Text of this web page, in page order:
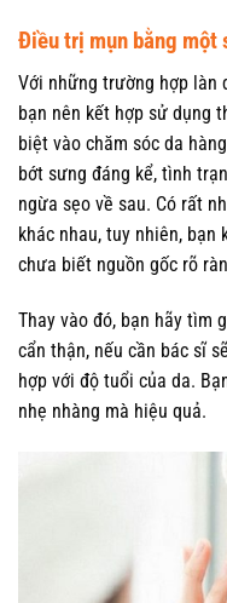
Điều trị mụn bằng một
Với những trường hợp làn
bạn nên kết hợp sử dụng
biệt vào chăm sóc da
bớt sưng đáng kể, tình
ngừa sẹo về sau. Có rất
khác nhau, tuy nhiên, bạn
chưa biết nguồn gốc rõ
Thay vào đó, bạn hãy tìm
cẩn thận, nếu cần bác sĩ
hợp với độ tuổi của da.
nhẹ nhàng mà hiệu quả.